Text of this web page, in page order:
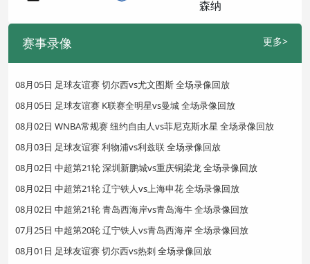
赛事录像 更多>
08月05日 足球友谊赛 切尔西vs尤文图斯 全场录像回放
08月05日 足球友谊赛 K联赛全明星vs曼城 全场录像回放
08月02日 WNBA常规赛 纽约自由人vs菲尼克斯水星 全场录像回放
08月03日 足球友谊赛 利物浦vs利兹联 全场录像回放
08月02日 中超第21轮 深圳新鹏城vs重庆铜梁龙 全场录像回放
08月02日 中超第21轮 辽宁铁人vs上海申花 全场录像回放
08月02日 中超第21轮 青岛西海岸vs青岛海牛 全场录像回放
07月25日 中超第20轮 辽宁铁人vs青岛西海岸 全场录像回放
08月01日 足球友谊赛 切尔西vs热刺 全场录像回放